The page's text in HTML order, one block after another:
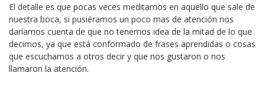
El detalle es que pocas veces meditamos en aquello que sale de
nuestra boca, si pusiéramos un poco mas de atención nos
daríamos cuenta de que no tenemos idea de la mitad de lo que
decimos, ya que está conformado de frases aprendidas o cosas
que escuchamos a otros decir y que nos gustaron o nos
llamaron la atención.